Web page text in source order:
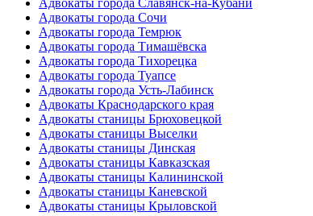
Адвокаты города Сочи
Адвокаты города Темрюк
Адвокаты города Тимашёвска
Адвокаты города Тихорецка
Адвокаты города Туапсе
Адвокаты города Усть-Лабинск
Адвокаты Краснодарского края
Адвокаты станицы Брюховецкой
Адвокаты станицы Выселки
Адвокаты станицы Динская
Адвокаты станицы Кавказская
Адвокаты станицы Калининской
Адвокаты станицы Каневской
Адвокаты станицы Крыловской